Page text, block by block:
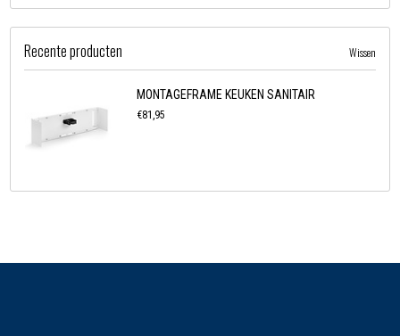
Recente producten Wissen
MONTAGEFRAME KEUKEN SANITAIR
€81,95